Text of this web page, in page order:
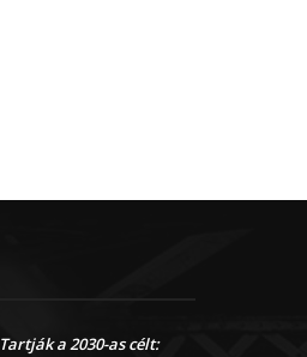
Tartják a 2030-as célt: